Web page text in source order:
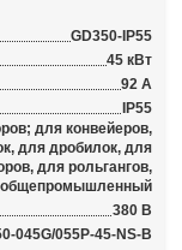
GD350-IP55
45 кВт
92 А
IP55
для конвейеров,
для дробилок, для
для рольгангов,
общепромышленный
380 В
045G/055P-45-NS-B